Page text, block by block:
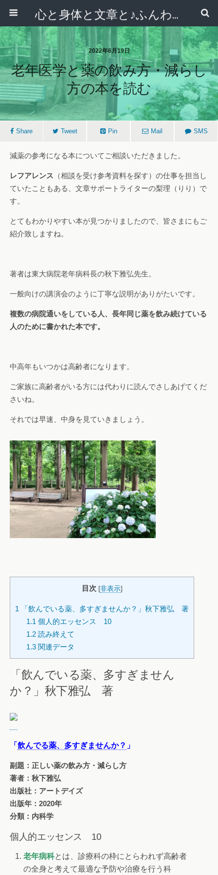
心と身体と文章と♪ふんわりシンプルライフ講座 【西宮・宝塚】
2022年6月19日
老年医学と薬の飲み方・減らし
方の本を読む
Share Tweet Pin Mail SMS
減薬の参考になる本についてご相談いただきました。
レフアレンス （相談を受け参考資料を探す）の仕事を担当し
ていたこともある、文章サポートライターの梨理（りり）で
す。
とてもわかりやすい本が見つかりましたので、皆さまにもご
紹介致しますね。
著者は東大病院老年病科長の秋下雅弘先生。
一般向けの講演会のように丁寧な説明がありがたいです。
複数の病院通いをしている人、長年同じ薬を飲み続けている
人のために書かれた本です。
中高年もいつかは高齢者になります。
ご家族に高齢者がいる方には代わりに読んでさしあげてくだ
さいね。
それでは早速、中身を見ていきましょう。
目次 [非表示]
1 「飲んでいる薬、多すぎませんか？」秋下雅弘 著
1.1 個人的エッセンス 10
1.2読み終えて
1.3関連データ
「飲んでいる薬、多すぎません
か？」秋下雅弘 著
「 飲んでる薬、多すぎませんか？ 」
副題：正しい薬の飲み方・減らし方
著者：秋下雅弘
出版社：アートデイズ
出版年：2020年
分類：内科学
個人的エッセンス 10
老年病科とは、診療科の枠にとらわれず高齢者
の全身と考えて最適な予防や治療を行う科